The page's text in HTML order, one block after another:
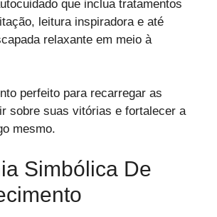
que inclua tratamentos
leitura inspiradora e até
relaxante em meio à
perfeito para recarregar as
sobre suas vitórias e fortalecer a
mesmo.
Simbólica De